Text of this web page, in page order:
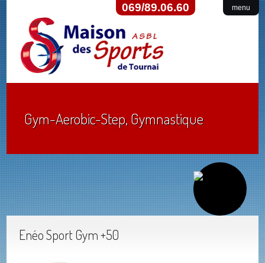
menu
069/89.06.60
Gym-Aerobic-Step, Gymnastique
Enéo Sport Gym +50